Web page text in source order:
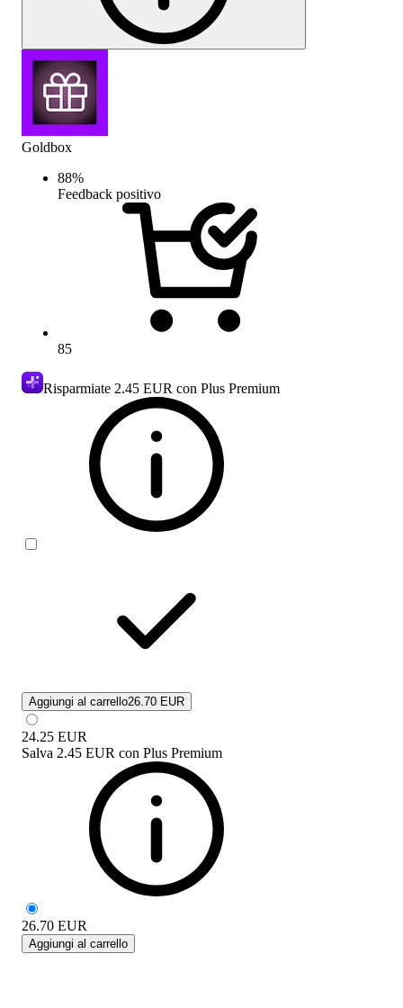
Goldbox
88%
Feedback positivo
85
Risparmiate 2.45 EUR con Plus Premium
Aggiungi al carrello26.70 EUR
24.25 EUR
Salva 2.45 EUR con Plus Premium
26.70 EUR
Aggiungi al carrello